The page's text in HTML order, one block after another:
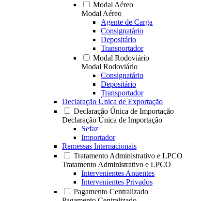
Modal Aéreo
Modal Aéreo
Agente de Carga
Consignatário
Depositário
Transportador
Modal Rodoviário
Modal Rodoviário
Consignatário
Depositário
Transportador
Declaração Única de Exportação
Declaração Única de Importação
Declaração Única de Importação
Sefaz
Importador
Remessas Internacionais
Tratamento Administrativo e LPCO
Tratamento Administrativo e LPCO
Intervenientes Anuentes
Intervenientes Privados
Pagamento Centralizado